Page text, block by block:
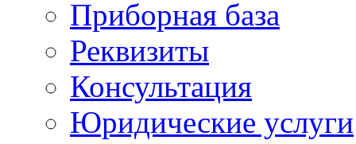
Приборная база
Реквизиты
Консультация
Юридические услуги